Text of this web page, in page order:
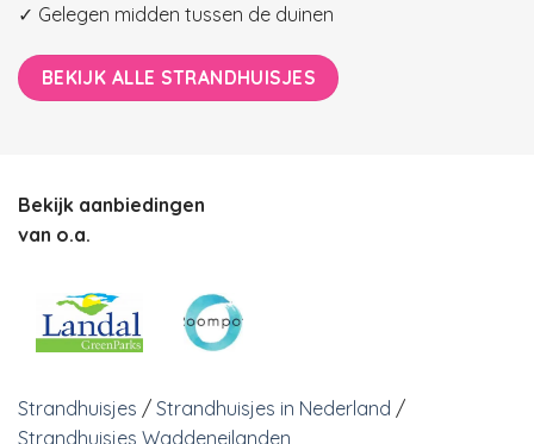
✓ Gelegen midden tussen de duinen
BEKIJK ALLE STRANDHUISJES
Bekijk aanbiedingen
van o.a.
Strandhuisjes / Strandhuisjes in Nederland /
Strandhuisjes Waddeneilanden